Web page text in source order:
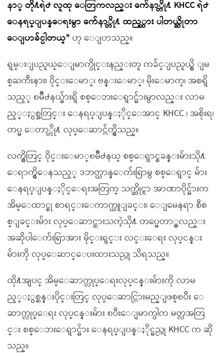
နာ္ တို႔ရဲ႕ လူထု ေတြကလည္း က်ေနာ္တို႔ KHCC ရဲ႕
ေနရပ္ျပန္ေရးမွာ က်ေနာ္တို႔ ထည့္ထား ပါတယ္ဆိုတာ
ေျပာခ်င္ပါတယ္” ဟု ေျပာသည္။
ရွမ္းျပည္နယ္ေျမာက္ပိုင္းနည္းတူ ကခ်င္ျပည္နယ္ရွိ ျမ
စ္ႀကီးနား၊ ဝိုင္းေမာ္၊ ဗန္းေမာ္၊ မိုးေမာက္၊ အစရွိ
သည့္ ၿမိဳ႕နယ္မ်ားရွိ စစ္ေဘးေရွာင္မ်ားမွာလည္း လာမ
ည့္ႏွစ္အတြင္း ေနရပ္ျပန္ႏိုင္ေအာင္ KHCC ၊ အစိုးရ၊
တပ္မ ေတာ္တို႔ လုပ္ေဆာင္လ်က္ရွိသည္။
လက္ရွိတြင္ ဝိုင္းေမာ္ၿမိဳ႕နယ္ စစ္ေရွာင္စခန္းမ်ားသို႔
ေရာက္ရွိေနသည့္ ဒဘတ္ယာန္ေက်းရြာမွ စစ္ေရွာင္ မ်ား
ေနရပ္ျပန္ႏိုင္ေရးအတြက္ သက္ဆိုင္ရာ အာဏာပိုင္မ်ားက
အိမ္ေထာင္စု စာရင္းေကာက္ယူျခင္း၊ ေျမေနရာ စီစ
စ္ျခင္းမ်ား လုပ္ေဆာင္ထားသကဲ့သို႔ တပ္မေတာ္မွလည္း
အဆိုပါေက်းရြာအား မိုင္းရွင္း လင္းေရး လုပ္ငန္း
မ်ားကို လုပ္ေဆာင္ေပးထားသည္ဟု သိရသည္။
ထို႔အျပင္ အိမ္ေဆာက္လုပ္ေရးလုပ္ငန္းမ်ားကို လာမ
ည့္ႏွစ္ဆန္းပိုင္းတြင္ လုပ္ေဆာင္သြားမည္ျဖစ္ၿပီး ေ
ဆာက္လုပ္ေရး လုပ္ငန္းမ်ား ၿပီးေျမာက္ပါက မတ္လအတြ
င္း စစ္ေဘးေရွာင္မ်ား ေနရပ္ျပန္ႏိုင္မည္ဟု KHCC က ဆို
သည္။